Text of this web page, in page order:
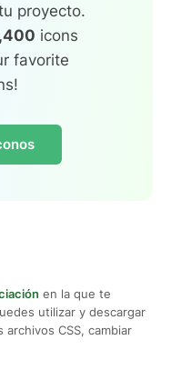
proyecto.
icons
favorite
en la que te
utilizar y descargar
CSS, cambiar